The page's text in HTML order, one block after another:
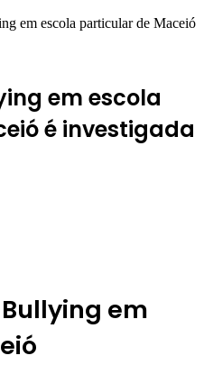
em escola particular de Maceió
em escola
é investigada
em